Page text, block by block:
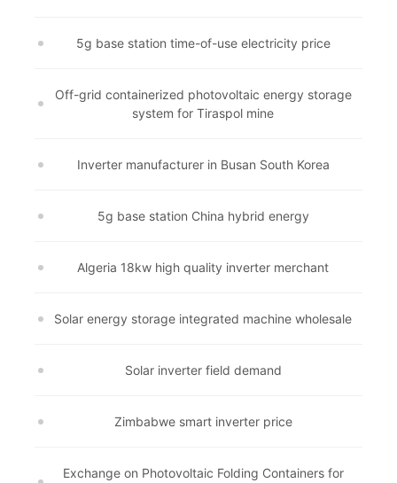
5g base station time-of-use electricity price
Off-grid containerized photovoltaic energy storage
system for Tiraspol mine
Inverter manufacturer in Busan South Korea
5g base station China hybrid energy
Algeria 18kw high quality inverter merchant
Solar energy storage integrated machine wholesale
Solar inverter field demand
Zimbabwe smart inverter price
Exchange on Photovoltaic Folding Containers for